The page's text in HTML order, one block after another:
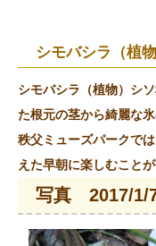
シモバシラ（植
シモバシラ（植物）シ
た根元の茎から綺麗な
秩父ミューズパークで
えた早朝に楽しむこと
写真 2017/1/